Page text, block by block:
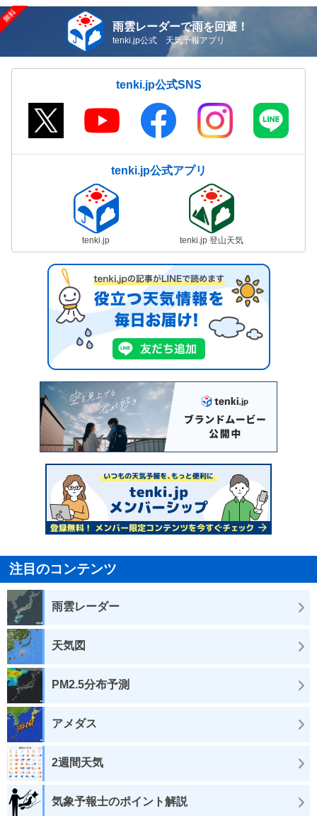
雨雲レーダーで雨を回避！
tenki.jp公式 天気予報アプリ
tenki.jp公式SNS
tenki.jp公式アプリ
tenki.jp tenki.jp 登山天気
注目のコンテンツ
雨雲レーダー
天気図
PM2.5分布予測
アメダス
2週間天気
気象予報士のポイント解説